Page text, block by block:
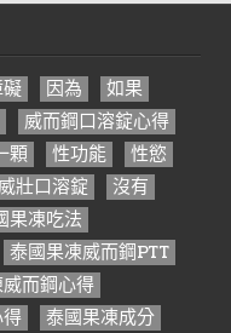
因為
如果
威而鋼口溶錠心得
顆 性功能
性慾
壯口溶錠
沒有
果凍吃法
泰國果凍威而鋼PTT
而鋼心得
泰國果凍成分